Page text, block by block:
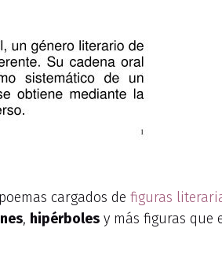
cargados de figuras
, hipérboles y más figuras que